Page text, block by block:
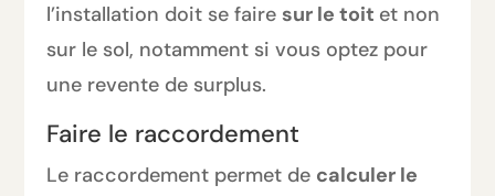
l’installation doit se fairesur le toit et non
sur le sol, notamment si vous optez pour
une revente de surplus.
Faire le raccordement
Le raccordement permet de calculer le